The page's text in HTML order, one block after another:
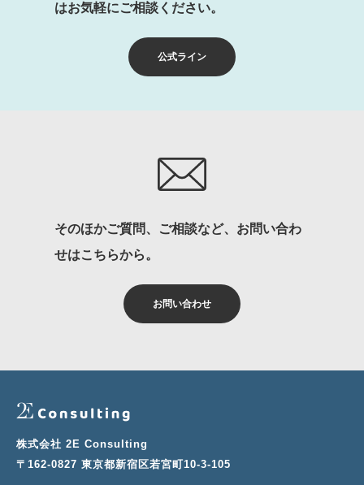
公式ライン
はお気軽にご相談ください。
お問い合わせ
そのほかご質問、ご相談など、お問い合わ
せはこちらから。
株式会社 2E Consulting
〒162-0827 東京都新宿区若宮町10-3-105